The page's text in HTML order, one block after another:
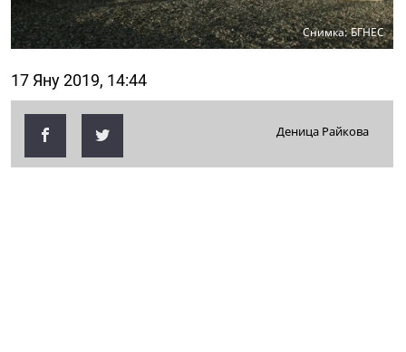
Снимка: БГНЕС
17 Яну 2019, 14:44
Деница Райкова